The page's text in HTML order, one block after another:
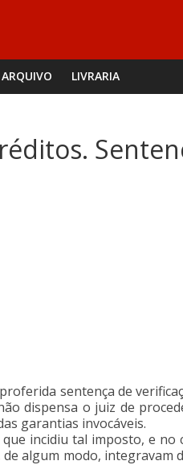
ARQUIVO LIVRARIA
sentença de
dispensa o juiz de
garantias invocáveis.
incidiu tal imposto, e no
algum modo, integravam